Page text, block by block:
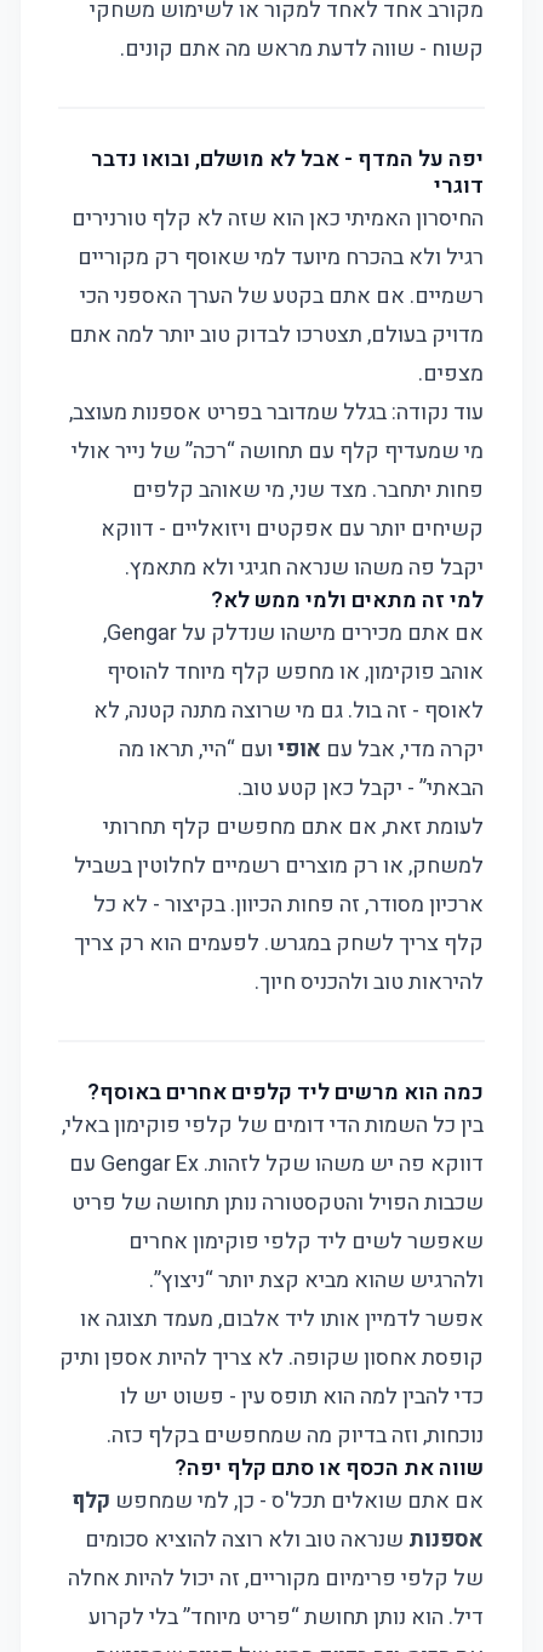
מקורב אחד לאחד למקור או לשימוש משחקי
קשוח - שווה לדעת מראש מה אתם קונים.
יפה על המדף - אבל לא מושלם, ובואו נדבר
דוגרי
החיסרון האמיתי כאן הוא שזה לא קלף טורנירים
רגיל ולא בהכרח מיועד למי שאוסף רק מקוריים
רשמיים. אם אתם בקטע של הערך האספני הכי
מדויק בעולם, תצטרכו לבדוק טוב יותר למה אתם
מצפים.
עוד נקודה: בגלל שמדובר בפריט אספנות מעוצב,
מי שמעדיף קלף עם תחושה “רכה” של נייר אולי
פחות יתחבר. מצד שני, מי שאוהב קלפים
קשיחים יותר עם אפקטים ויזואליים - דווקא
יקבל פה משהו שנראה חגיגי ולא מתאמץ.
למי זה מתאים ולמי ממש לא?
אם אתם מכירים מישהו שנדלק על Gengar,
אוהב פוקימון, או מחפש קלף מיוחד להוסיף
לאוסף - זה בול. גם מי שרוצה מתנה קטנה, לא
יקרה מדי, אבל עם אופיועם “היי, תראו מה
הבאתי” - יקבל כאן קטע טוב.
לעומת זאת, אם אתם מחפשים קלף תחרותי
למשחק, או רק מוצרים רשמיים לחלוטין בשביל
ארכיון מסודר, זה פחות הכיוון. בקיצור - לא כל
קלף צריך לשחק במגרש. לפעמים הוא רק צריך
להיראות טוב ולהכניס חיוך.
כמה הוא מרשים ליד קלפים אחרים באוסף?
בין כל השמות הדי דומים של קלפי פוקימון באלי,
דווקא פה יש משהו שקל לזהות. Gengar Ex עם
שכבות הפויל והטקסטורה נותן תחושה של פריט
שאפשר לשים ליד קלפי פוקימוןאחרים
ולהרגיש שהוא מביא קצת יותר “ניצוץ”.
אפשר לדמיין אותו ליד אלבום, מעמד תצוגה או
קופסת אחסון שקופה. לא צריך להיות אספן ותיק
כדי להבין למה הוא תופס עין - פשוט יש לו
נוכחות, וזה בדיוק מה שמחפשים בקלף כזה.
שווה את הכסף או סתם קלף יפה?
אם אתם שואלים תכל'ס - כן, למי שמחפש קלף
אספנות שנראה טוב ולא רוצה להוציא סכומים
של קלפי פרימיום מקוריים, זה יכול להיות אחלה
דיל. הוא נותן תחושת “פריט מיוחד” בלי לקרוע